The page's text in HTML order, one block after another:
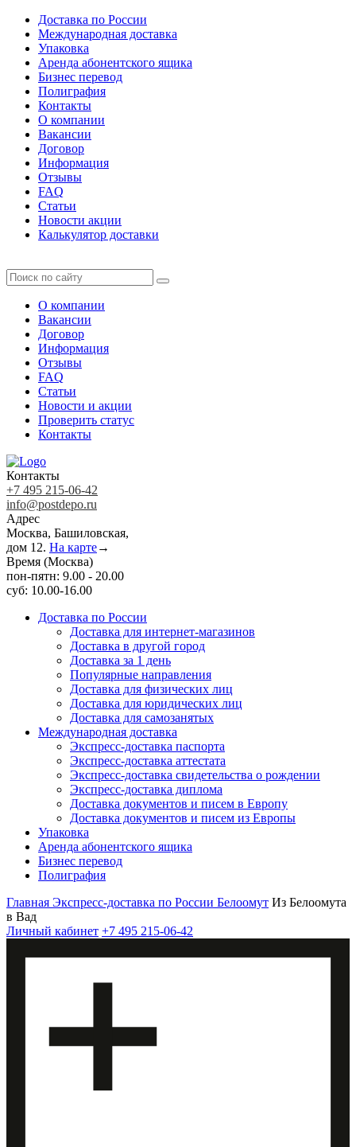
Доставка по России
Международная доставка
Упаковка
Аренда абонентского ящика
Бизнес перевод
Полиграфия
Контакты
О компании
Вакансии
Договор
Информация
Отзывы
FAQ
Статьи
Новости акции
Калькулятор доставки
О компании
Вакансии
Договор
Информация
Отзывы
FAQ
Статьи
Новости и акции
Проверить статус
Контакты
Контакты
+7 495 215-06-42
info@postdepo.ru
Адрес
Москва, Башиловская,
дом 12. На карте→
Время (Москва)
пон-пятн: 9.00 - 20.00
суб: 10.00-16.00
Доставка по России
Доставка для интернет-магазинов
Доставка в другой город
Доставка за 1 день
Популярные направления
Доставка для физических лиц
Доставка для юридических лиц
Доставка для самозанятых
Международная доставка
Экспресс-доставка паспорта
Экспресс-доставка аттестата
Экспресс-доставка свидетельства о рождении
Экспресс-доставка диплома
Доставка документов и писем в Европу
Доставка документов и писем из Европы
Упаковка
Аренда абонентского ящика
Бизнес перевод
Полиграфия
Главная Экспресс-доставка по России Белоомут Из Белоомута
в Вад
Личный кабинет +7 495 215-06-42